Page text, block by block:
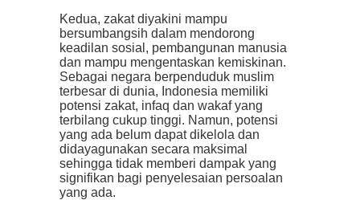
Kedua, zakat diyakini mampu
bersumbangsih dalam mendorong
keadilan sosial, pembangunan manusia
dan mampu mengentaskan kemiskinan.
Sebagai negara berpenduduk muslim
terbesar di dunia, Indonesia memiliki
potensi zakat, infaq dan wakaf yang
terbilang cukup tinggi. Namun, potensi
yang ada belum dapat dikelola dan
didayagunakan secara maksimal
sehingga tidak memberi dampak yang
signifikan bagi penyelesaian persoalan
yang ada.